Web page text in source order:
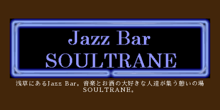
浅草にあるJazz Bar。音楽とお酒の大好きな人達が集う憩いの場
SOULTRANE。